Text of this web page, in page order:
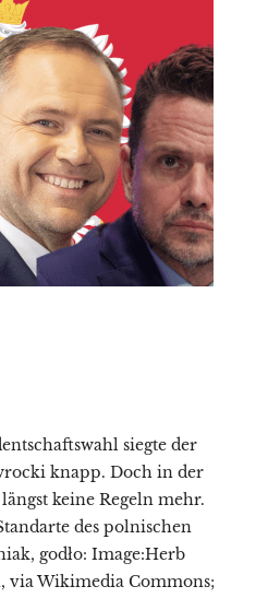
siegte der
knapp. Doch in der
keine Regeln mehr.
des polnischen
godło: Image:Herb
via Wikimedia Commons;